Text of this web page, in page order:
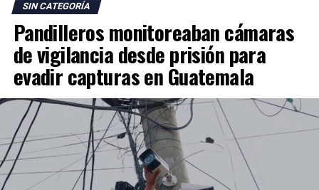
SIN CATEGORÍA
Pandilleros monitoreaban cámaras
de vigilancia desde prisión para
evadir capturas en Guatemala